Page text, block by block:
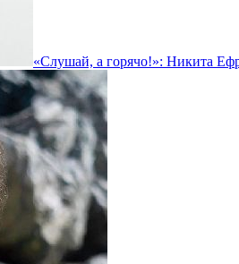
«Слушай, а горячо!»: Никита